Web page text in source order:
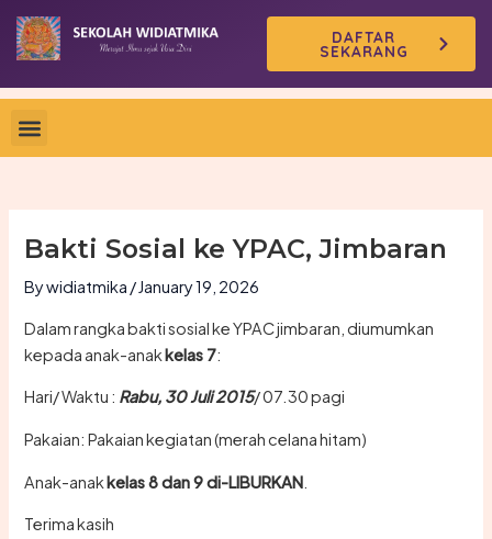
Skip
content
DAFTAR
SEKARANG
Bakti Sosial ke YPAC, Jimbaran
Bywidiatmika /January 19, 2026
Dalam rangka bakti sosial ke YPAC jimbaran, diumumkan
kepada anak-anakkelas 7:
Hari/ Waktu : Rabu, 30 Juli 2015/ 07.30 pagi
Pakaian: Pakaian kegiatan (merah celana hitam)
Anak-anakkelas 8 dan 9 di-LIBURKAN
Terima kasih